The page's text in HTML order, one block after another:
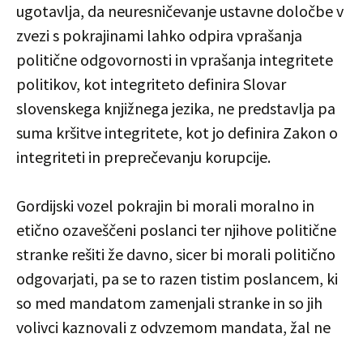
ugotavlja, da neuresničevanje ustavne določbe v
zvezi s pokrajinami lahko odpira vprašanja
politične odgovornosti in vprašanja integritete
politikov, kot integriteto definira Slovar
slovenskega knjižnega jezika, ne predstavlja pa
suma kršitve integritete, kot jo definira Zakon o
integriteti in preprečevanju korupcije.
Gordijski vozel pokrajin bi morali moralno in
etično ozaveščeni poslanci ter njihove politične
stranke rešiti že davno, sicer bi morali politično
odgovarjati, pa se to razen tistim poslancem, ki
so med mandatom zamenjali stranke in so jih
volivci kaznovali z odvzemom mandata, žal ne